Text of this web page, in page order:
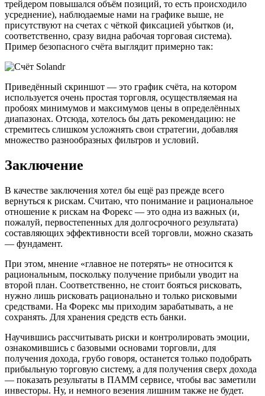
трейдером повышался объём позиций, то есть происходило
усреднение), наблюдаемые нами на графике выше, не
присутствуют на счетах с чёткой фиксацией убытков (и,
соответственно, сразу видна рабочая торговая система).
Пример безопасного счёта выглядит примерно так:
Приведённый скриншот — это график счёта, на котором
используется очень простая торговля, осуществляемая на
пробоях минимумов и максимумов цены в определённых
диапазонах. Отсюда, хотелось бы дать рекомендацию: не
стремитесь слишком усложнять свои стратегии, добавляя
множество разнообразных фильтров и условий.
Заключение
В качестве заключения хотел бы ещё раз прежде всего
вернуться к рискам. Считаю, что понимание и рациональное
отношение к рискам на Форекс — это одна из важных (и,
пожалуй, первостепенных для долгосрочного результата)
составляющих эффективности всей торговли, можно сказать
— фундамент.
При этом, мнение «главное не потерять» не относится к
рациональным, поскольку получение прибыли уводит на
второй план. Соответственно, не стоит бояться рисковать,
нужно лишь рисковать рационально и только рисковыми
средствами. На Форекс мы приходим зарабатывать, а не
сохранять. Для хранения средств есть банки.
Научившись рассчитывать риски и контролировать эмоции,
ознакомившись с базовыми основами торговли, для
получения дохода, грубо говоря, останется только подобрать
прибыльную торговую систему, а для получения сверх дохода
— показать результаты в ПАММ сервисе, чтобы вас заметили
инвесторы. Ну, и немного везения лишним также не будет.